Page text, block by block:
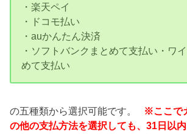
・楽天ペイ
・ドコモ払い
・auかんたん決済
・ソフトバンクまとめて支払い・ワ
めて支払い
の五種類から選択可能です。 ※ここで
の他の支払方法を選択しても、31日以